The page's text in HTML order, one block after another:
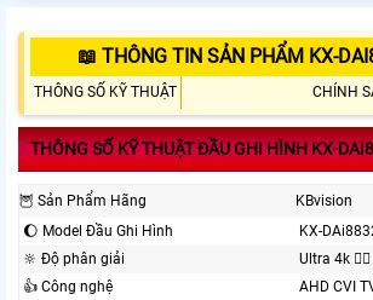
📖 THÔNG TIN SẢN PHẨM KX-
THÔNG SỐ KỸ THUẬT CHÍNH
THÔNG SỐ KỸ THUẬT ĐẦU GHI HÌNH KX-
🦉 Sản Phẩm Hãng
KBvision
🌔 Model Đầu Ghi Hình
KX-
🔆 Độ phân giải
Ultra 4k 👍🏾
👍 Công nghệ
AHD CVI